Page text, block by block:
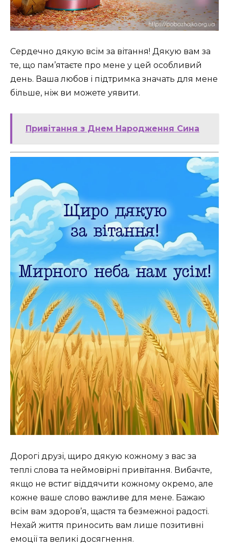
Сердечно дякую всім за вітання! Дякую вам за
те, що пам’ятаєте про мене у цей особливий
день. Ваша любов і підтримка значать для мене
більше, ніж ви можете уявити.
Привітання з Днем Народження Сина
Дорогі друзі, щиро дякую кожному з вас за
теплі слова та неймовірні привітання. Вибачте,
якщо не встиг віддячити кожному окремо, але
кожне ваше слово важливе для мене. Бажаю
всім вам здоров’я, щастя та безмежної радості.
Нехай життя приносить вам лише позитивні
емоції та великі досягнення.